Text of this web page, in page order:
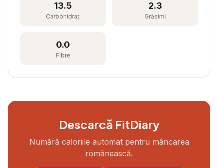
13.5
Carbohidrați
2.3
Grăsimi
0.0
Fibre
Descarcă FitDiary
Numără caloriile automat pentru mâncarea
românească.